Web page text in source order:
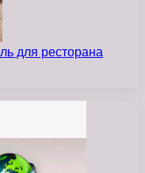
для ресторана